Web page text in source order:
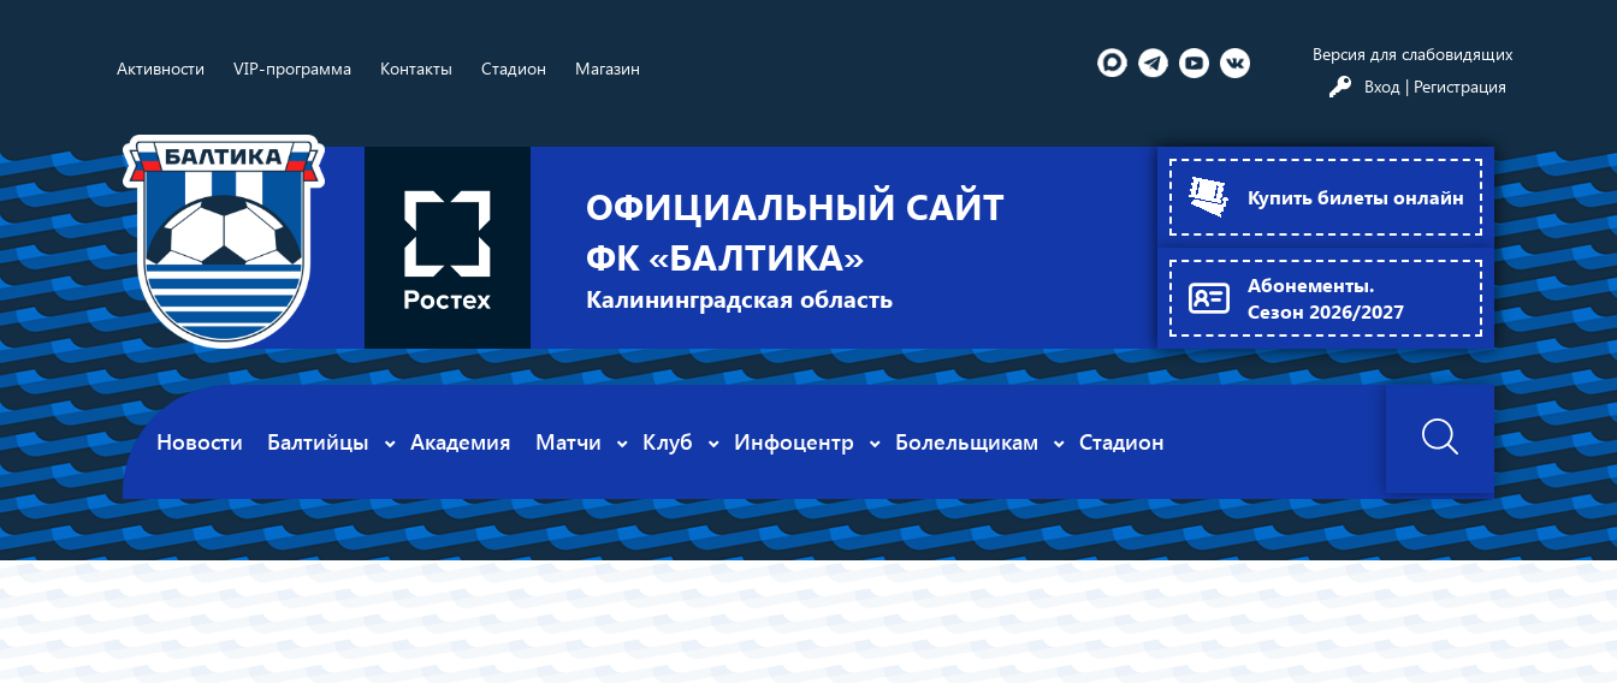
Активности VIP-программа Контакты Стадион Магазин
Версия для слабовидящих
Вход | Регистрация
ОФИЦИАЛЬНЫЙ САЙТ
ФК «БАЛТИКА»
Калининградская область
Купить билеты онлайн
Абонементы.
Сезон 2026/2027
Новости Балтийцы Академия Матчи Клуб Инфоцентр Болельщикам Стадион